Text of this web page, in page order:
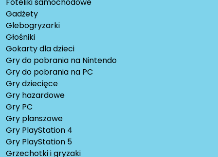
Gadżety
Glebogryzarki
Głośniki
Gokarty dla dzieci
Gry do pobrania na Nintendo
Gry do pobrania na PC
Gry dziecięce
Gry hazardowe
Gry PC
Gry planszowe
Gry PlayStation 4
Gry PlayStation 5
Grzechotki i gryzaki